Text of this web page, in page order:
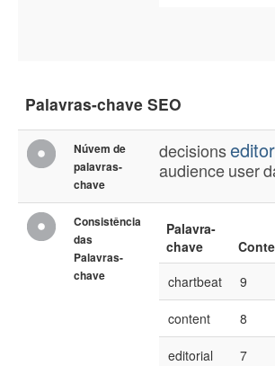
Palavras-chave SEO
Núvem de
palavras-
chave
decisions
audienceuser
Consistência
das
Palavras-
chave
Palavra-
chave
chartbeat
9
content 8
editorial 7